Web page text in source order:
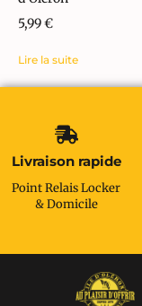
5,99€
Lire la suite
Livraison rapide
Point Relais Locker
& Domicile